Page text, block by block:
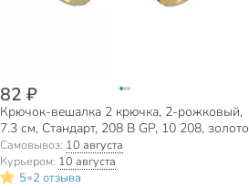
82 ₽
Крючок-вешалка 2 крючка, 2-рожковый,
7.3 см, Стандарт, 208 B GP, 10 208, золото
Самовывоз: 10 августа
Курьером: 10 августа
5•2 отзыва